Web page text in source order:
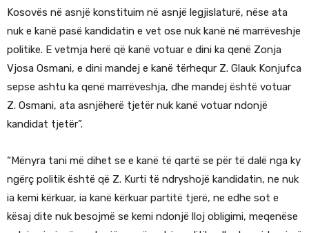
Kosovës në asnjë konstituim në asnjë legjislaturë, nëse ata
nuk e kanë pasë kandidatin e vet ose nuk kanë në marrëveshje
politike. E vetmja herë që kanë votuar e dini ka qenë Zonja
Vjosa Osmani, e dini mandej e kanë tërhequr Z. Glauk Konjufca
sepse ashtu ka qenë marrëveshja, dhe mandej është votuar
Z. Osmani, ata asnjëherë tjetër nuk kanë votuar ndonjë
kandidat tjetër”.
“Mënyra tani më dihet se e kanë të qartë se për të dalë nga ky
ngërç politik është që Z. Kurti të ndryshojë kandidatin, ne nuk
ia kemi kërkuar, ia kanë kërkuar partitë tjerë, ne edhe sot e
kësaj dite nuk besojmë se kemi ndonjë lloj obligimi, meqenëse